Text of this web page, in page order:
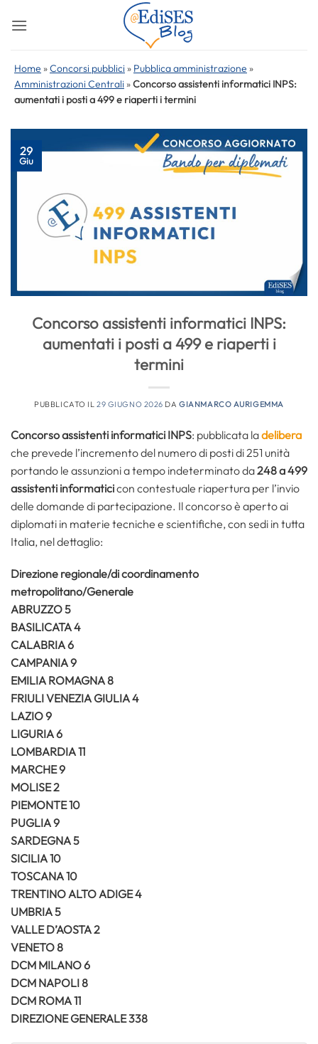
Home »Concorsi pubblici » Pubblica amministrazione »
Amministrazioni Centrali »Concorso assistenti informatici INPS:
aumentati i posti a 499 e riaperti i termini
29
Giu
Concorso assistenti informatici INPS:
aumentati i posti a 499 e riaperti i
termini
PUBBLICATO IL29 GIUGNO 2026 DAGIANMARCO AURIGEMMA
Concorso assistenti informatici INPS: pubblicata ladelibera
che prevede l’incremento del numero di posti di 251 unità
portando le assunzioni a tempo indeterminato da248 a 499
assistenti informaticicon contestuale riapertura per l’invio
delle domande di partecipazione. Il concorso è aperto ai
diplomati in materie tecniche e scientifiche, con sedi in tutta
Italia, nel dettaglio:
Direzione regionale/di coordinamento
metropolitano/Generale
ABRUZZO 5
BASILICATA 4
CALABRIA 6
CAMPANIA 9
EMILIA ROMAGNA 8
FRIULI VENEZIA GIULIA 4
LAZIO 9
LIGURIA 6
LOMBARDIA 11
MARCHE 9
MOLISE 2
PIEMONTE 10
PUGLIA 9
SARDEGNA 5
SICILIA 10
TOSCANA 10
TRENTINO ALTO ADIGE 4
UMBRIA 5
VALLE D’AOSTA 2
VENETO 8
DCM MILANO 6
DCM NAPOLI 8
DCM ROMA 11
DIREZIONE GENERALE 338